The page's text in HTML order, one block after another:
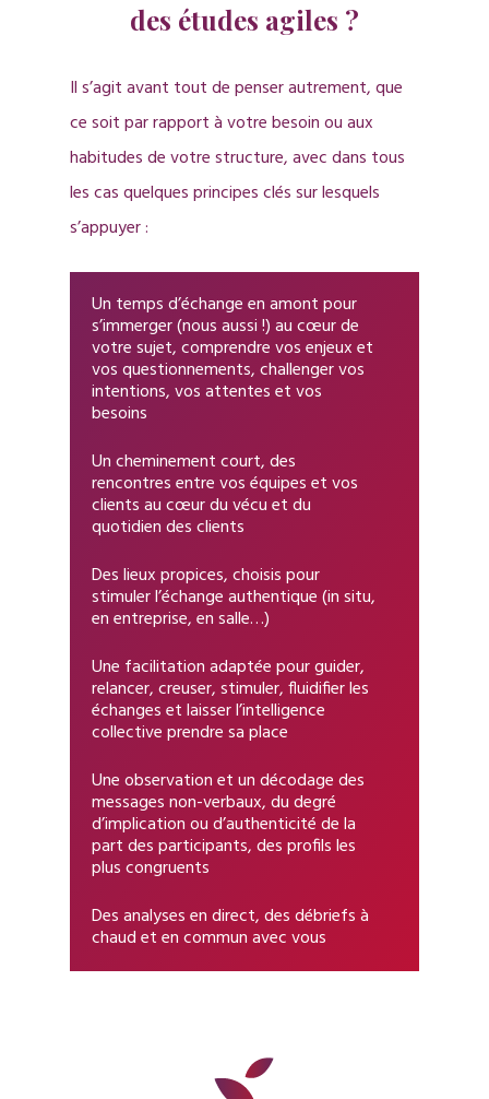
des études agiles ?
Il s’agit avant tout de penser autrement, que
ce soit par rapport à votre besoin ou aux
habitudes de votre structure, avec dans tous
les cas quelques principes clés sur lesquels
s’appuyer :
Un temps d’échange en amont pour
s’immerger (nous aussi !) au cœur de
votre sujet, comprendre vos enjeux et
vos questionnements, challenger vos
intentions, vos attentes et vos
besoins
Un cheminement court, des
rencontres entre vos équipes et vos
clients au cœur du vécu et du
quotidien des clients
Des lieux propices, choisis pour
stimuler l’échange authentique (in situ,
en entreprise, en salle…)
Une facilitation adaptée pour guider,
relancer, creuser, stimuler, fluidifier les
échanges et laisser l’intelligence
collective prendre sa place
Une observation et un décodage des
messages non-verbaux, du degré
d’implication ou d’authenticité de la
part des participants, des profils les
plus congruents
Des analyses en direct, des débriefs à
chaud et en commun avec vous
Qui Sommes-
Nos Piliers
Pour Faire
Explorer Votre
Intentions
Cultiver L’agilité
Concrètement
Quali | Quanti
Etudes Agiles
Créativité
Conseil | Stratégie
International
Blog
Contact